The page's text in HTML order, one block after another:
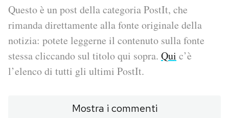
Scienza
Cultura
Media
Europa
Questo è un post della categoria PostIt, che
rimanda direttamente alla fonte originale della
notizia: potete leggerne il contenuto sulla fonte
stessa cliccando sul titolo qui sopra. Qui c’è
l’elenco di tutti gli ultimi PostIt.
Mostra i commenti